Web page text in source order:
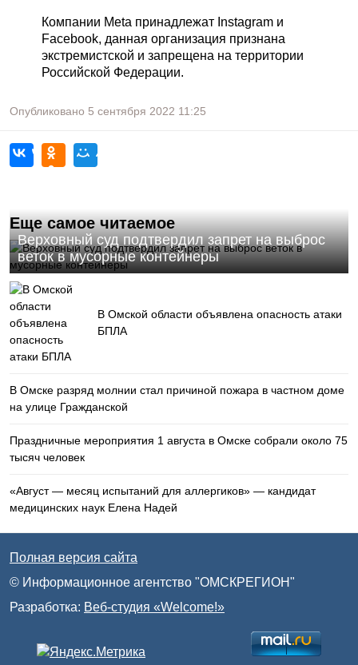
Компании Meta принадлежат Instagram и
Facebook, данная организация признана
экстремистской и запрещена на территории
Российской Федерации.
Опубликовано 5 сентября 2022 11:25
Еще самое читаемое
Верховный суд подтвердил запрет на выброс
веток в мусорные контейнеры
В Омской области объявлена опасность атаки
БПЛА
В Омске разряд молнии стал причиной пожара в частном доме
на улице Гражданской
Праздничные мероприятия 1 августа в Омске собрали около 75
тысяч человек
«Август — месяц испытаний для аллергиков» — кандидат
медицинских наук Елена Надей
Полная версия сайта
© Информационное агентство "ОМСКРЕГИОН"
Разработка: Веб-студия «Welcome!»